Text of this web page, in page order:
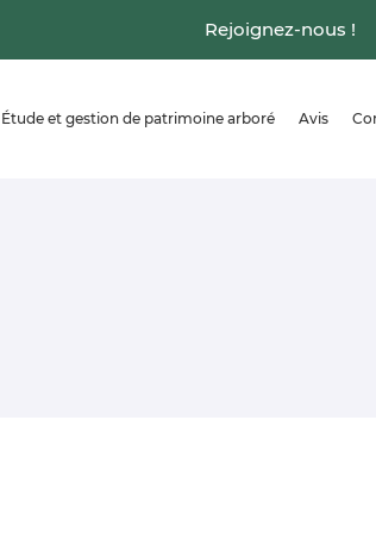
Rejoignez-nous !
Étude et gestion de patrimoine arboré Avis